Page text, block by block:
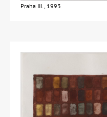
Praha III., 1993